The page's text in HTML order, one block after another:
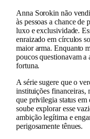
Anna Sorokin não
às pessoas a chance
luxo e exclusividade.
enraizado em círculos
maior arma. Enquanto
poucos questionavam a
fortuna.
A série sugere que o
instituições financeiras,
que privilegia status em
soube explorar esse
ambição legítima e
perigosamente tênues.